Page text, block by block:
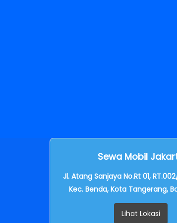
Sewa Mobil
Jl. Atang Sanjaya No.Rt 01,
Kec. Benda, Kota Tangerang,
Lihat Lokasi